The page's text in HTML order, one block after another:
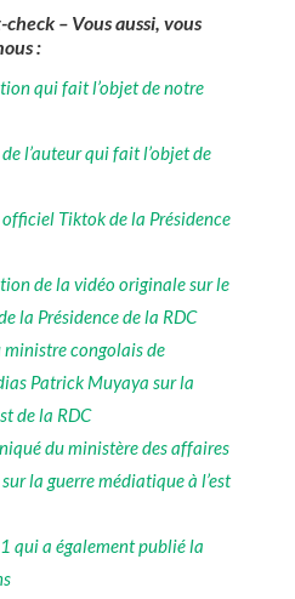
– Vous aussi, vous
:
qui fait l’objet de notre
l’auteur qui fait l’objet de
Tiktok de la Présidence
de la vidéo originale sur le
la Présidence de la RDC
congolais de
Patrick Muyaya sur la
de la RDC
du ministère des affaires
la guerre médiatique à l’est
qui a également publié la